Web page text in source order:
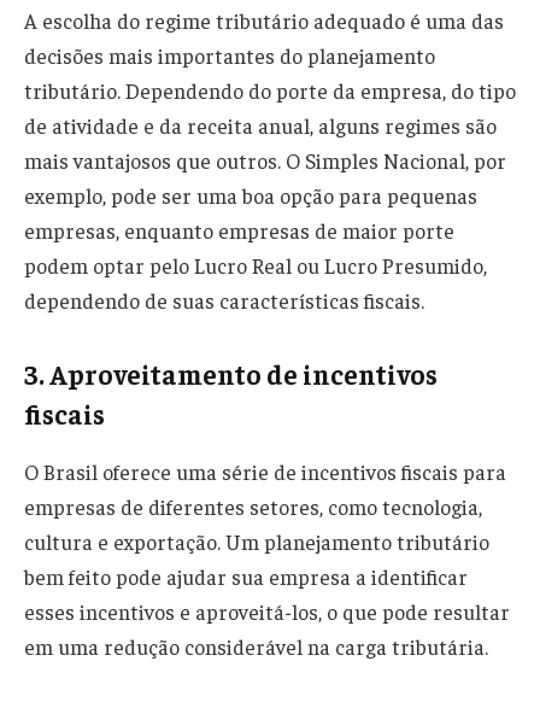
A escolha do regime tributário adequado é uma das
decisões mais importantes do planejamento
tributário. Dependendo do porte da empresa, do tipo
de atividade e da receita anual, alguns regimes são
mais vantajosos que outros. O Simples Nacional, por
exemplo, pode ser uma boa opção para pequenas
empresas, enquanto empresas de maior porte
podem optar pelo Lucro Real ou Lucro Presumido,
dependendo de suas características fiscais.
3. Aproveitamento de incentivos
fiscais
O Brasil oferece uma série de incentivos fiscais para
empresas de diferentes setores, como tecnologia,
cultura e exportação. Um planejamento tributário
bem feito pode ajudar sua empresa a identificar
esses incentivos e aproveitá-los, o que pode resultar
em uma redução considerável na carga tributária.